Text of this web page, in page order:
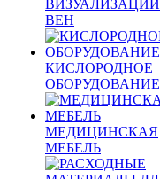
ВИЗУАЛИЗАЦИИ
ВЕН
КИСЛОРОДНОЕ
ОБОРУДОВАНИЕ
МЕДИЦИНСКАЯ
МЕБЕЛЬ